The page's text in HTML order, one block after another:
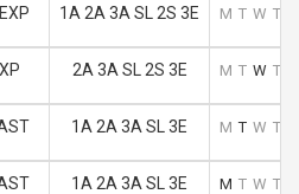
1A 2A 3A SL 2S 3E M T W T
2A 3A SL 2S 3E M T W T
1A 2A 3A SL 3E M T W T
1A 2A 3A SL 3E M T W T